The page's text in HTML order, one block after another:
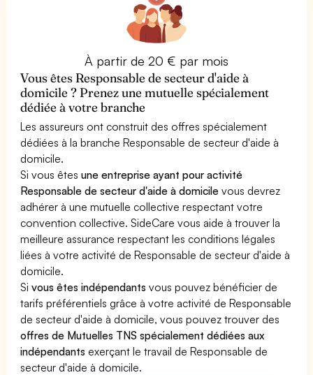
À partir de 20 € par mois
Vous êtes Responsable de secteur d'aide à
domicile ? Prenez une mutuelle spécialement
dédiée à votre branche
Les assureurs ont construit des offres spécialement
dédiées à la branche Responsable de secteur d'aide à
domicile.
Si vous êtesune entreprise ayant pour activité
Responsable de secteur d'aide à domicile vous devrez
adhérer à une mutuelle collective respectant votre
convention collective. SideCare vous aide à trouver la
meilleure assurance respectant les conditions légales
liées à votre activité de Responsable de secteur d'aide à
domicile.
Sivous êtes indépendants vous pouvez bénéficier de
tarifs préférentiels grâce à votre activité de Responsable
de secteur d'aide à domicile, vous pouvez trouver des
offres de Mutuelles TNS spécialement dédiées aux
indépendants exerçant le travail de Responsable de
secteur d'aide à domicile.